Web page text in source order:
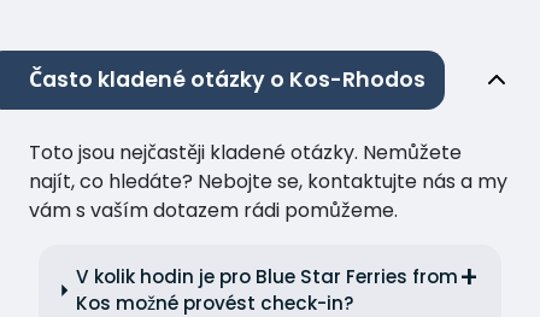
Často kladené otázky o Kos-Rhodos
Toto jsou nejčastěji kladené otázky. Nemůžete
najít, co hledáte? Nebojte se, kontaktujte nás a my
vám s vaším dotazem rádi pomůžeme.
V kolik hodin je pro Blue Star Ferries from
Kos možné provést check-in?